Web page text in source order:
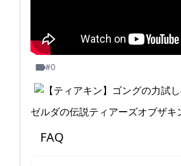
#0
ゼルダの伝説ティアーズオブザキ
FAQ